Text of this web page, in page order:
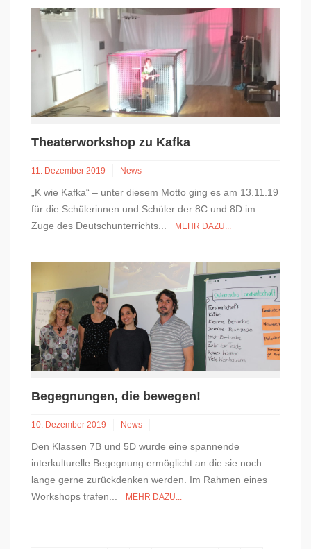
Theaterworkshop zu Kafka
11. Dezember 2019 News
„K wie Kafka“ – unter diesem Motto ging es am 13.11.19
für die Schülerinnen und Schüler der 8C und 8D im
Zuge des Deutschunterrichts...
MEHR DAZU...
Begegnungen, die bewegen!
10. Dezember 2019 News
Den Klassen 7B und 5D wurde eine spannende
interkulturelle Begegnung ermöglicht an die sie noch
lange gerne zurückdenken werden. Im Rahmen eines
Workshops trafen...
MEHR DAZU...